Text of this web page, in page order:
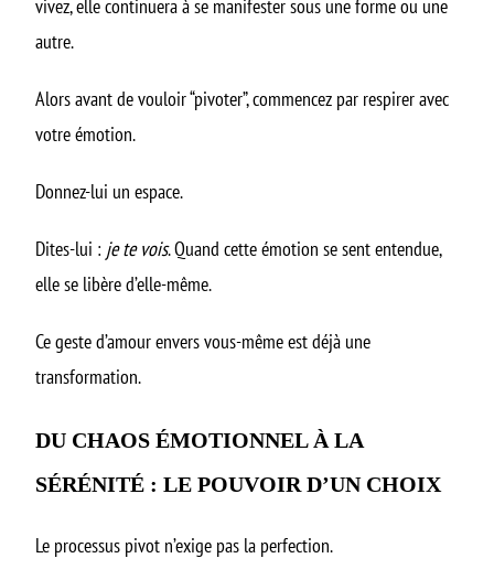
vivez, elle continuera à se manifester sous une forme ou une
autre.
Alors avant de vouloir “pivoter”, commencez par respirer avec
votre émotion.
Donnez-lui un espace.
Dites-lui : je te vois. Quand cette émotion se sent entendue,
elle se libère d’elle-même.
Ce geste d’amour envers vous-même est déjà une
transformation.
DU CHAOS ÉMOTIONNEL À LA
SÉRÉNITÉ : LE POUVOIR D’UN CHOIX
Le processus pivot n’exige pas la perfection.